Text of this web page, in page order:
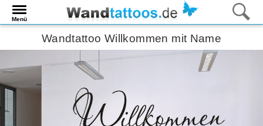
Menü
Wandtattoo Willkommen mit Name